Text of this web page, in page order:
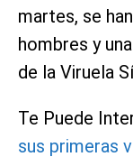
martes, se
hombres y
de la Viruela
Te Puede
sus primeras